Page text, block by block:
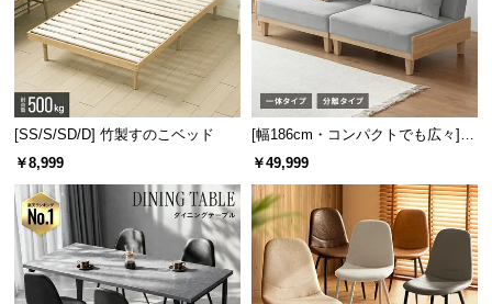
知
ら
ブ
ロ
グ
企
業
[SS/S/SD/D] 竹製すのこベッド
￥8,999
[幅186cm・コンパクトでも広々] 3
人掛けソファベッド リクライニン
￥49,999